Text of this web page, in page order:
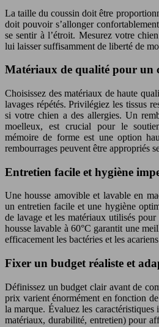
La taille du coussin doit être
doit pouvoir s’allonger
se sentir à l’étroit. Mesurez votre
lui laisser suffisamment de liberté de
Matériaux de qualité pour un
Choisissez des matériaux de haute
lavages répétés. Privilégiez les tissus
si votre chien a des allergies. Un
moelleux, est crucial pour le
mémoire de forme est une option
rembourrages peuvent être appropriés
Entretien facile et hygiène
Une housse amovible et lavable en
un entretien facile et une hygiène
de lavage et les matériaux utilisés
housse lavable à 60°C garantit une
efficacement les bactéries et les
Fixer un budget réaliste et
Définissez un budget clair avant de
prix varient énormément en fonction
la marque. Évaluez les
matériaux, durabilité, entretien) pour